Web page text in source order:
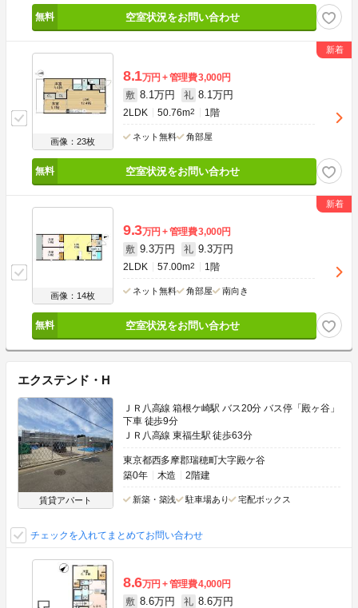
空室状況をお問い合わせ
画像：23枚
8.1万円 管理費3,000円
敷 8.1万円 礼 8.1万円
2LDK 50.76m2 1階
ネット無料 角部屋
空室状況をお問い合わせ
画像：14枚
9.3万円 管理費3,000円
敷 9.3万円 礼 9.3万円
2LDK 57.00m2 1階
ネット無料 角部屋 南向き
空室状況をお問い合わせ
エクステンド・H
賃貸アパート
ＪＲ八高線 箱根ケ崎駅 バス20分 バス停「殿ヶ谷」
下車 徒歩9分
ＪＲ八高線 東福生駅 徒歩63分
東京都西多摩郡瑞穂町大字殿ケ谷
築0年
木造 2階建
新築・築浅 駐車場あり 宅配ボックス
チェックを入れてまとめてお問い合わせ
8.6万円 管理費4,000円
敷 8.6万円 礼 8.6万円